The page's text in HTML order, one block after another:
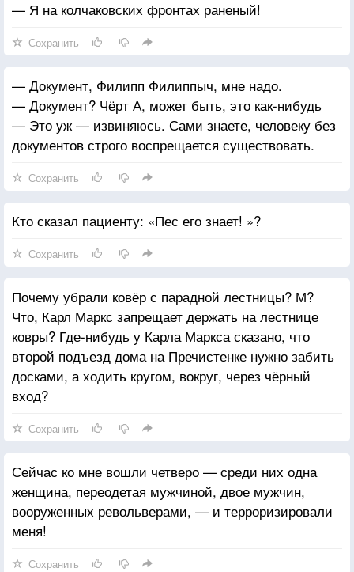
— Я на колчаковских фронтах раненый!
Сохранить
— Документ, Филипп Филиппыч, мне надо.
— Документ? Чёрт А, может быть, это как-нибудь
— Это уж — извиняюсь. Сами знаете, человеку без
документов строго воспрещается существовать.
Сохранить
Кто сказал пациенту: «Пес его знает! »?
Сохранить
Почему убрали ковёр с парадной лестницы? М?
Что, Карл Маркс запрещает держать на лестнице
ковры? Где-нибудь у Карла Маркса сказано, что
второй подъезд дома на Пречистенке нужно забить
досками, а ходить кругом, вокруг, через чёрный
вход?
Сохранить
Сейчас ко мне вошли четверо — среди них одна
женщина, переодетая мужчиной, двое мужчин,
вооруженных револьверами, — и терроризировали
меня!
Сохранить